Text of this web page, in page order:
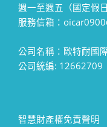
週一至週五（國定假
服務信箱：
公司名稱：歐特耐國
公司統編: 12662709
智慧財產權免責聲明